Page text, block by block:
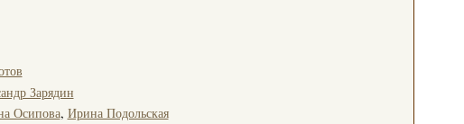
Зарядин
Осипова, Ирина Подольская